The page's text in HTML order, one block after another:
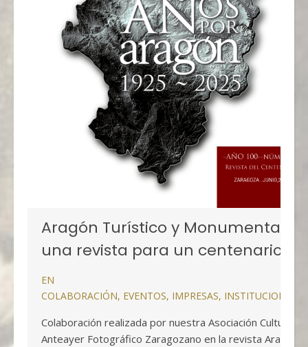
Aragón Turístico y Monumental,
una revista para un centenario
EN
COLABORACIÓN, EVENTOS, IMPRESAS, INSTITUCIONALES
Colaboración realizada por nuestra Asociación Cultural
Anteayer Fotográfico Zaragozano en la revista Aragón